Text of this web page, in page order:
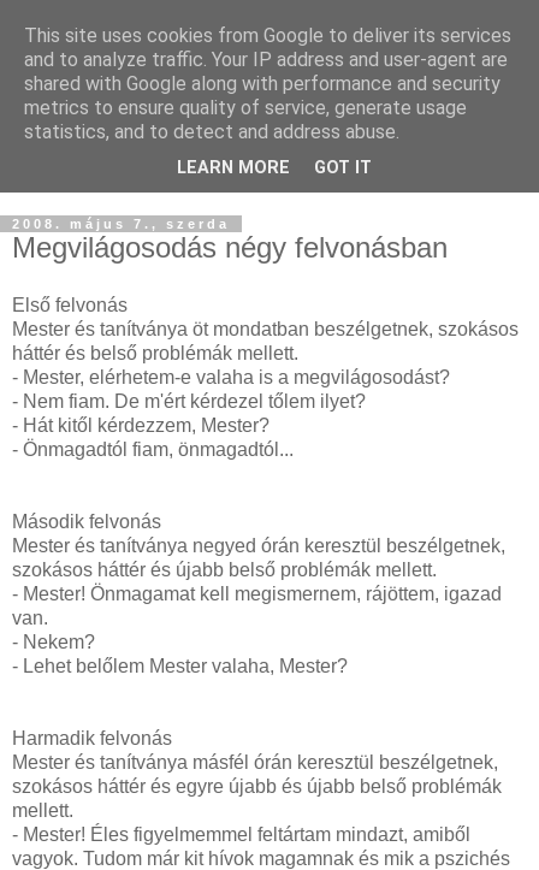
Buddhapest
Hétköznapi buddhizmus
2008. május 7., szerda
Megvilágosodás négy felvonásban
Első felvonás
Mester és tanítványa öt mondatban beszélgetnek, szokásos
háttér és belső problémák mellett.
- Mester, elérhetem-e valaha is a megvilágosodást?
- Nem fiam. De m'ért kérdezel tőlem ilyet?
- Hát kitől kérdezzem, Mester?
- Önmagadtól fiam, önmagadtól...
Második felvonás
Mester és tanítványa negyed órán keresztül beszélgetnek,
szokásos háttér és újabb belső problémák mellett.
- Mester! Önmagamat kell megismernem, rájöttem, igazad
van.
- Nekem?
- Lehet belőlem Mester valaha, Mester?
Harmadik felvonás
Mester és tanítványa másfél órán keresztül beszélgetnek,
szokásos háttér és egyre újabb és újabb belső problémák
mellett.
- Mester! Éles figyelmemmel feltártam mindazt, amiből
vagyok. Tudom már kit hívok magamnak és mik a pszichés
This site uses cookies from Google to deliver its services
and to analyze traffic. Your IP address and user-agent are
shared with Google along with performance and security
metrics to ensure quality of service, generate usage
statistics, and to detect and address abuse.
LEARN MORE GOT IT